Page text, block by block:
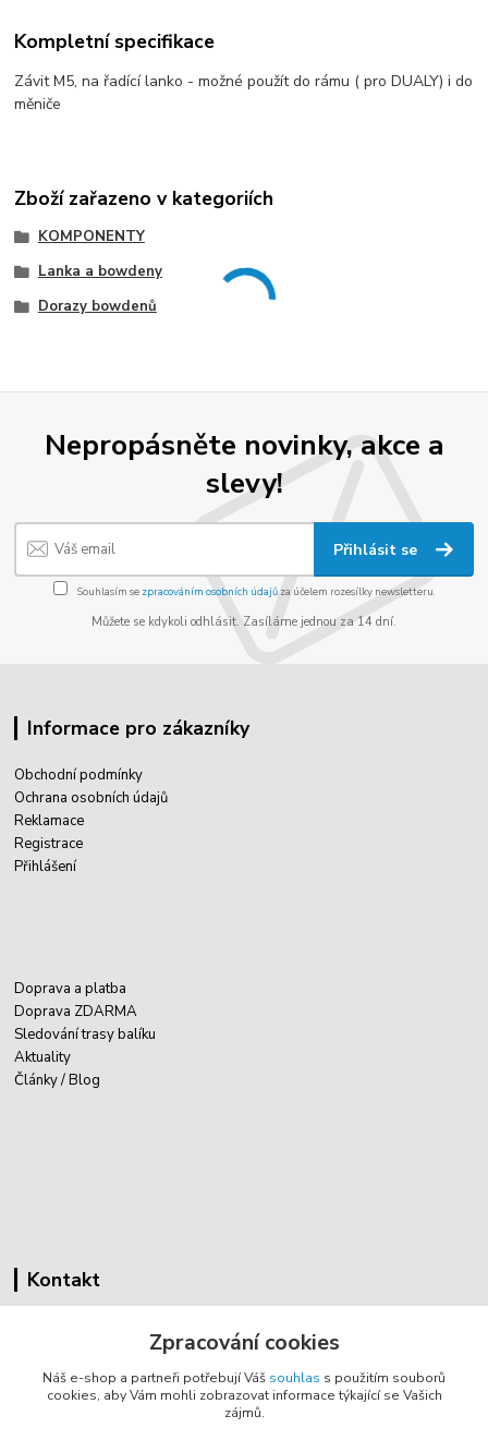
Kompletní specifikace
Závit M5, na řadící lanko - možné použít do rámu ( pro DUALY) i do
měniče
Zboží zařazeno v kategoriích
KOMPONENTY
Lanka a bowdeny
Dorazy bowdenů
Nepropásněte novinky, akce a
slevy!
Přihlásit se
Souhlasím se zpracováním osobních údajůza účelem rozesílky newsletteru.
Můžete se kdykoli odhlásit. Zasíláme jednou za 14 dní.
Informace pro zákazníky
Obchodní podmínky
Ochrana osobních údajů
Reklamace
Registrace
Přihlášení
Doprava a platba
Doprava ZDARMA
Sledování trasy balíku
Aktuality
Články / Blog
Kontakt
Zákostelí 83
783 44 Náměšť na Hané
Zpracování cookies
Náš e-shop a partneři potřebují Váš souhlas s použitím souborů
cookies, aby Vám mohli zobrazovat informace týkající se Vašich
zájmů.